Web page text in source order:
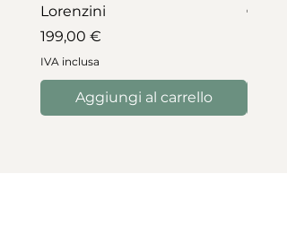
Lorenzini
Prezzo
199,00 €
IVA inclusa
Aggiungi al carrello
Prezzo